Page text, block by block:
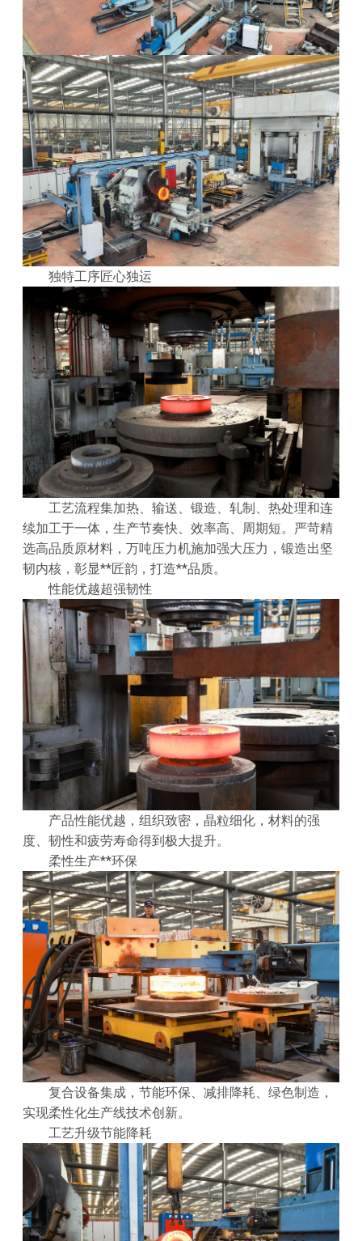
独特工序匠心独运
工艺流程集加热、输送、锻造、轧制、热处理和连
续加工于一体，生产节奏快、效率高、周期短。严苛精
选高品质原材料，万吨压力机施加强大压力，锻造出坚
韧内核，彰显**匠韵，打造**品质。
性能优越超强韧性
产品性能优越，组织致密，晶粒细化，材料的强
度、韧性和疲劳寿命得到极大提升。
柔性生产**环保
复合设备集成，节能环保、减排降耗、绿色制造，
实现柔性化生产线技术创新。
工艺升级节能降耗